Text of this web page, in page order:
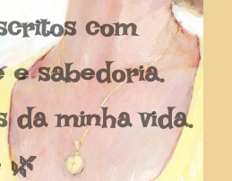
com
e sabedoria.
da minha vida.
🌿